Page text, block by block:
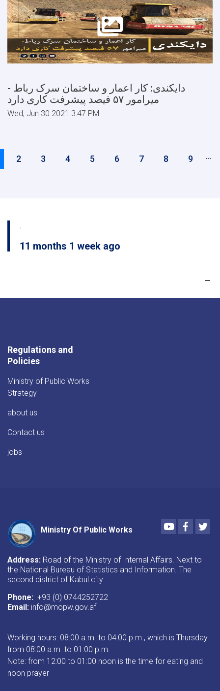
دایکندی: کار اعمار و ساختمان سرک رباط -
میرامور ۵۷ فیصد پیشرفت کاری دارد
Wed, Jun 30 2021 3:47 PM
Page
2 Page
3 Page
4 Page
5 Page
6 Page
7 Page
8 Page
9 …
.
11 months 1 week ago
Regulations and
Policies
Ministry of Public Works
Strategy
about us
Contact us
jobs
Ministry Of Public Works
Youtube
Address: Road of the Ministry of Internal Affairs. Next to
the National Bureau of Statistics and Information. The
second district of Kabul city
Phone: +93 (0) 0744252722
Email: info@mopw.gov.af
Working hours: 08:00 a.m. to 04:00 p.m., which is Thursday
from 08:00 a.m. to 01:00 p.m.
Note: from 12:00 to 01:00 noon is the time for eating and
noon prayer